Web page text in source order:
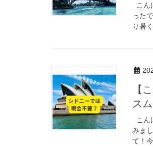
こん
った
り暑
【
ス
こん
みま
て！